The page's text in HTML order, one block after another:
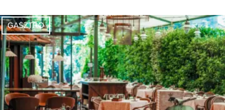
GASZTRO